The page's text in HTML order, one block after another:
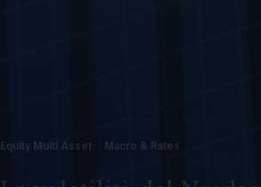
Equity Multi Asset Macro & Rates